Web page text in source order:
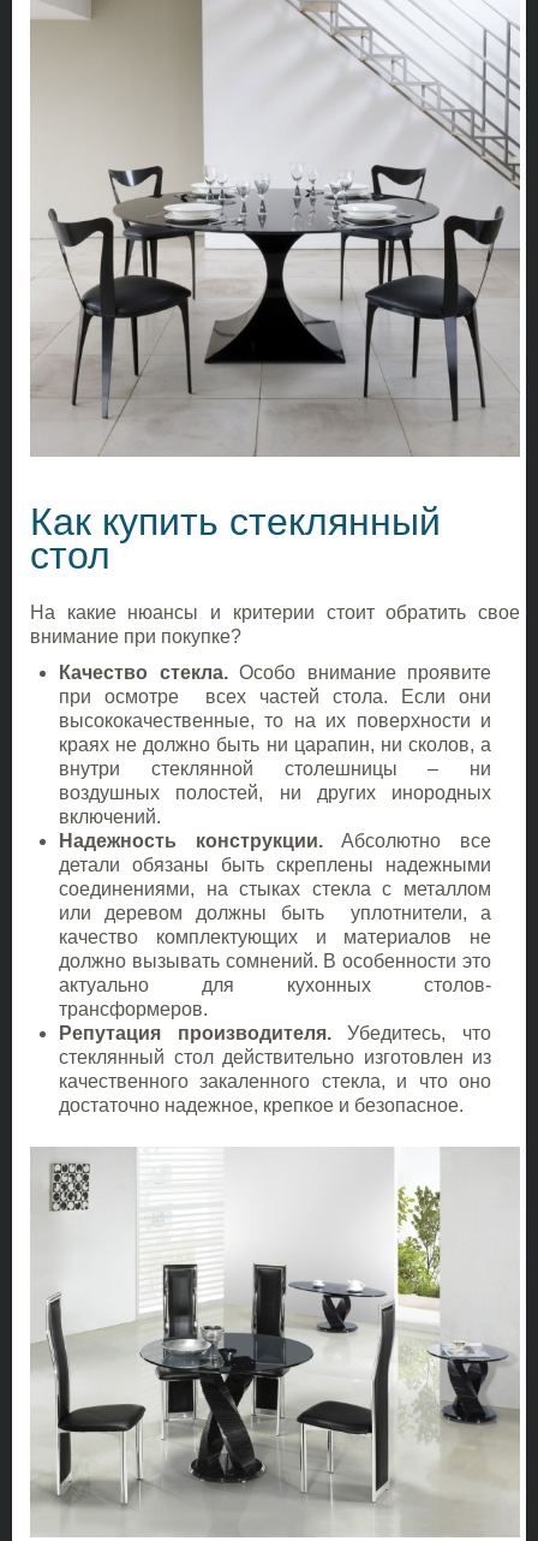
Как купить стеклянный
стол
На какие нюансы и критерии стоит обратить свое
внимание при покупке?
Качество стекла.Особо внимание проявите
при осмотре всех частей стола. Если они
высококачественные, то на их поверхности и
краях не должно быть ни царапин, ни сколов, а
внутри стеклянной столешницы – ни
воздушных полостей, ни других инородных
включений.
Надежность конструкции.Абсолютно все
детали обязаны быть скреплены надежными
соединениями, на стыках стекла с металлом
или деревом должны быть уплотнители, а
качество комплектующих и материалов не
должно вызывать сомнений. В особенности это
актуально для кухонных столов-
трансформеров.
Репутация производителя.Убедитесь, что
стеклянный стол действительно изготовлен из
качественного закаленного стекла, и что оно
достаточно надежное, крепкое и безопасное.